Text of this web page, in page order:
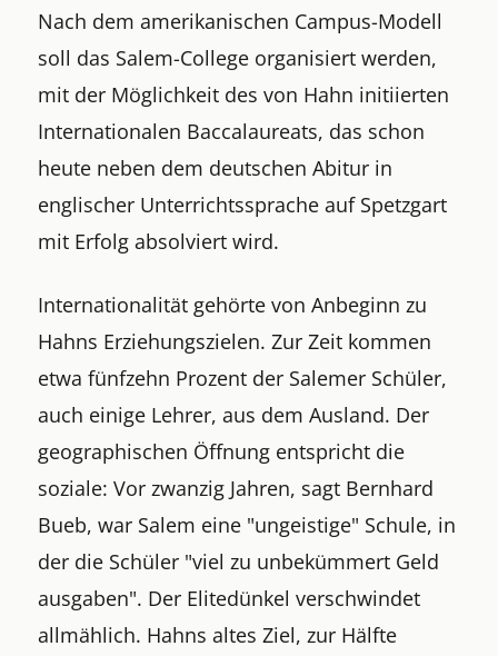
Nach dem amerikanischen Campus-Modell
soll das Salem-College organisiert werden,
mit der Möglichkeit des von Hahn initiierten
Internationalen Baccalaureats, das schon
heute neben dem deutschen Abitur in
englischer Unterrichtssprache auf Spetzgart
mit Erfolg absolviert wird.
Internationalität gehörte von Anbeginn zu
Hahns Erziehungszielen. Zur Zeit kommen
etwa fünfzehn Prozent der Salemer Schüler,
auch einige Lehrer, aus dem Ausland. Der
geographischen Öffnung entspricht die
soziale: Vor zwanzig Jahren, sagt Bernhard
Bueb, war Salem eine "ungeistige" Schule, in
der die Schüler "viel zu unbekümmert Geld
ausgaben". Der Elitedünkel verschwindet
allmählich. Hahns altes Ziel, zur Hälfte